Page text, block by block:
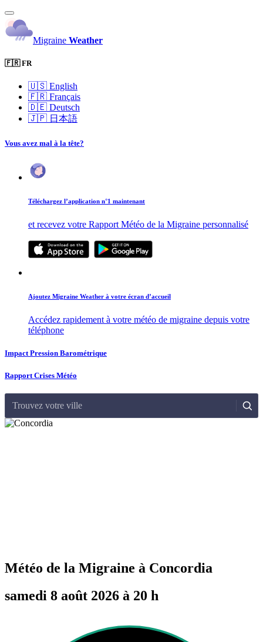
Migraine Weather
🇫🇷 FR
🇺🇸 English
🇫🇷 Français
🇩🇪 Deutsch
🇯🇵 日本語
Vous avez mal à la tête?
Téléchargez l’application n°1 maintenant
et recevez votre Rapport Météo de la Migraine personnalisé
Ajoutez Migraine Weather à votre écran d’accueil
Accédez rapidement à votre météo de migraine depuis votre
téléphone
Impact Pression Barométrique
Rapport Crises Météo
Trouvez votre ville
Météo de la Migraine à Concordia
samedi 8 août 2026 à 20 h